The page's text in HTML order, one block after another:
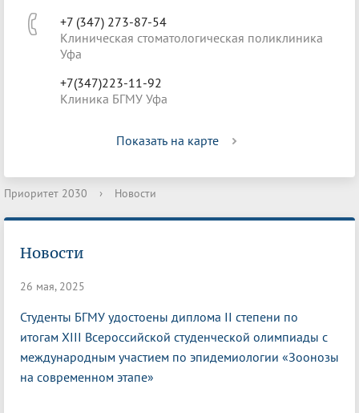
+7 (347) 273-87-54
Клиническая стоматологическая поликлиника
Уфа
+7(347)223-11-92
Клиника БГМУ Уфа
Показать на карте
Приоритет 2030 › Новости
Новости
26 мая, 2025
Студенты БГМУ удостоены диплома II степени по
итогам XIII Всероссийской студенческой олимпиады с
международным участием по эпидемиологии «Зоонозы
на современном этапе»